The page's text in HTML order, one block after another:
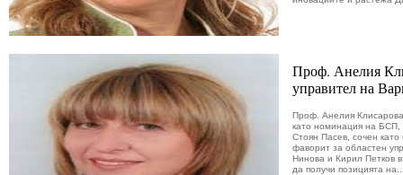
Проф. Анелия
управител на
Проф. Анелия
като номинация на БСП,
Стоян Пасев, сочен
фаворит за областен
Нинова и Кирил Петков
да получи позицията